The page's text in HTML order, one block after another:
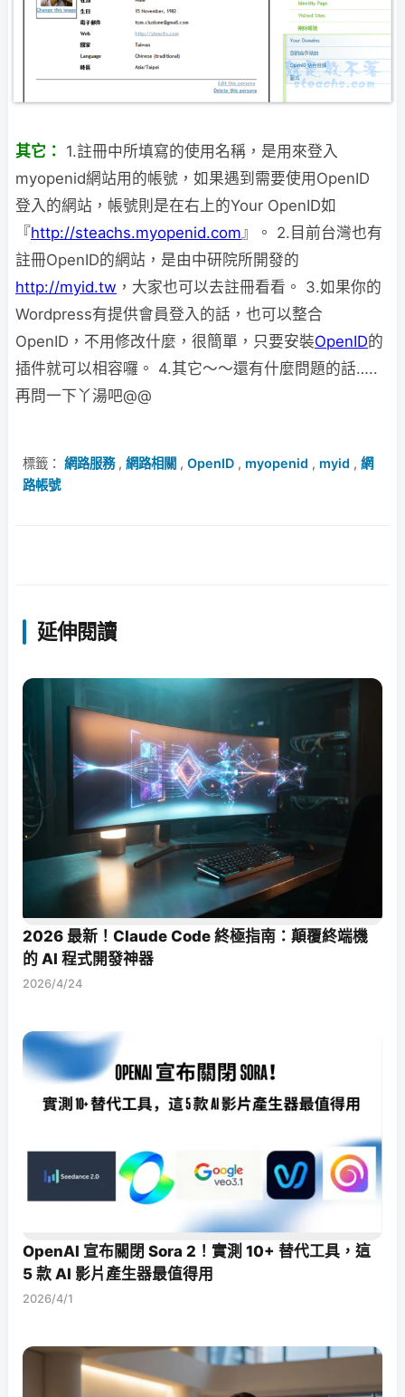
其它： 1.註冊中所填寫的使用名稱，是用來登入
myopenid網站用的帳號，如果遇到需要使用OpenID
登入的網站，帳號則是在右上的Your OpenID如
『http://steachs.myopenid.com 』。 2.目前台灣也有
註冊OpenID的網站，是由中研院所開發的
http://myid.tw ，大家也可以去註冊看看。 3.如果你的
Wordpress有提供會員登入的話，也可以整合
OpenID，不用修改什麼，很簡單，只要安裝OpenID的
插件就可以相容囉。 4.其它～～還有什麼問題的話…..
再問一下丫湯吧@@
標籤： 網路服務, 網路相關 , OpenID , myopenid , myid , 網
路帳號
延伸閱讀
2026 最新！Claude Code 終極指南：顛覆終端機
的 AI 程式開發神器
2026/4/24
OpenAI 宣布關閉 Sora 2！實測 10+ 替代工具，這
5 款 AI 影片產生器最值得用
2026/4/1